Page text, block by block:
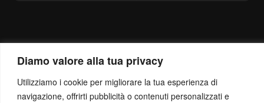
Diamo valore alla tua privacy
Utilizziamo i cookie per migliorare la tua esperienza di
navigazione, offrirti pubblicità o contenuti personalizzati e